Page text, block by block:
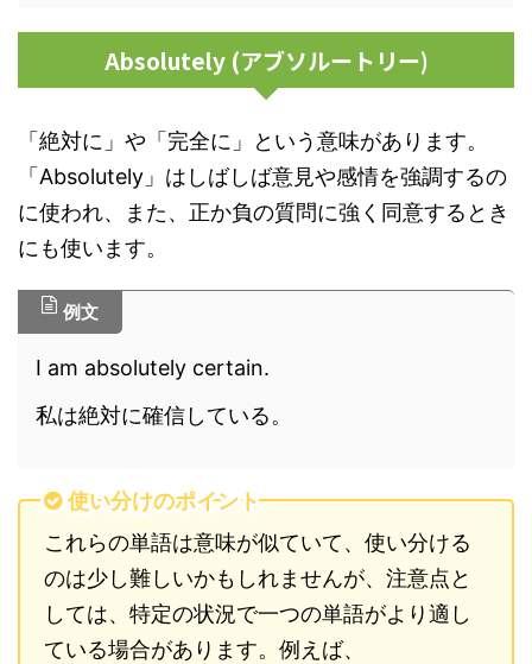
Absolutely (アブソルートリー)
「絶対に」や「完全に」という意味があります。
「Absolutely」はしばしば意見や感情を強調するの
に使われ、また、正か負の質問に強く同意するとき
にも使います。
例文
I am absolutely certain.
私は絶対に確信している。
使い分けのポイント
これらの単語は意味が似ていて、使い分ける
のは少し難しいかもしれませんが、注意点と
しては、特定の状況で一つの単語がより適し
ている場合があります。例えば、